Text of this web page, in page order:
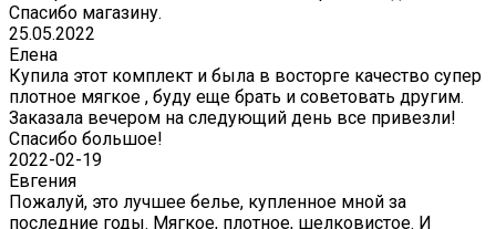
Спасибо магазину.
25.05.2022
Елена
Купила этот комплект и была в восторге качество супер
плотное мягкое , буду еще брать и советовать другим.
Заказала вечером на следующий день все привезли!
Спасибо большое!
2022-02-19
Евгения
Пожалуй, это лучшее белье, купленное мной за
последние годы. Мягкое, плотное, шелковистое. И